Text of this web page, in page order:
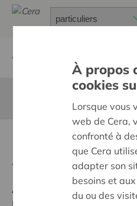
L'asile de nos
Ambition:
Une société
À propos
cookies
Lorsque vous
web de Cera,
confronté à
que Cera
adapter son
besoins et
du ou des